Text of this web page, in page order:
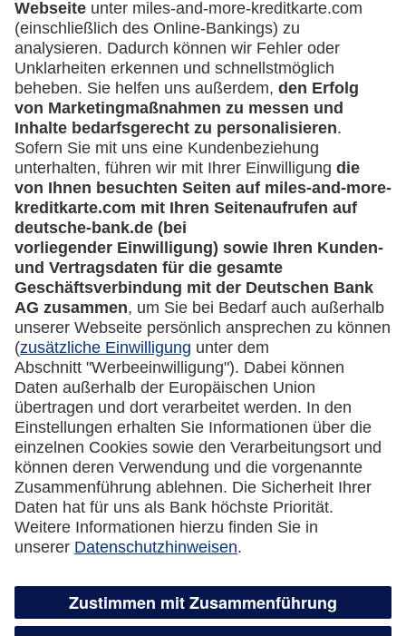
Häufige Fragen
Downloadcenter
Kontakt
Mehr
Kreditkarten-Banking
miles-and-more.com
lufthansa.com
Rechtliches
Impressum
Datenschutz
Cookie Einstellungen
Vertrag widerrufen